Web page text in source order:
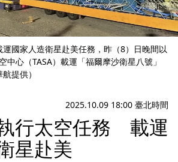
國家人造衛星赴美任務，昨（8）日晚間以
中心（TASA）載運「福爾摩沙衛星八號」
提供）
2025.10.09 18:00 臺北時間
行太空任務 載運
星赴美